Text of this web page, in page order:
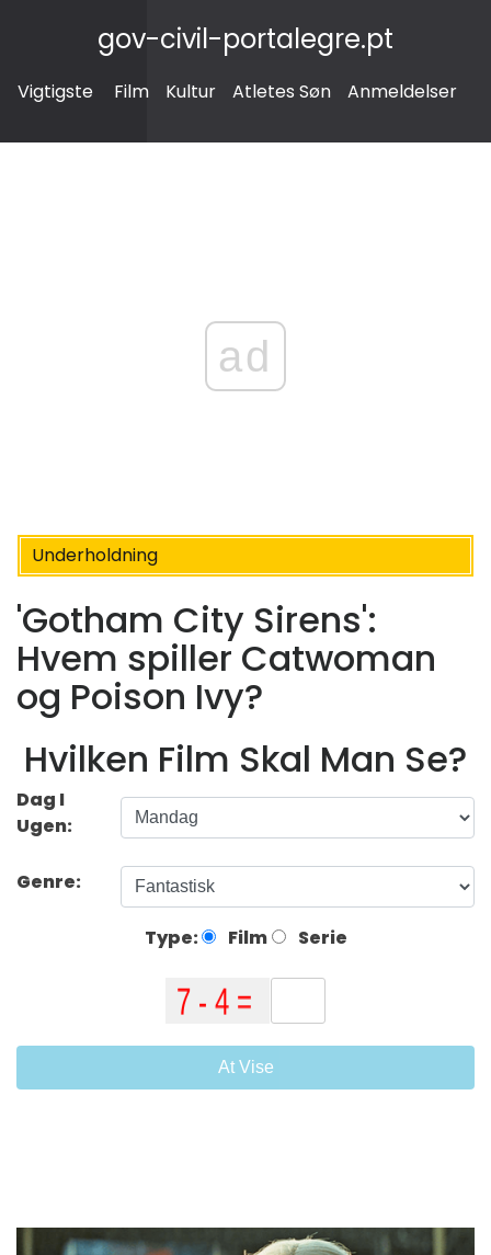
gov-civil-portalegre.pt
Vigtigste Film Kultur Atletes Søn Anmeldelser
ad
Underholdning
'Gotham City Sirens':
Hvem spiller Catwoman
og Poison Ivy?
Hvilken Film Skal Man Se?
Dag I
Ugen:
Genre:
Type: Film Serie
At Vise